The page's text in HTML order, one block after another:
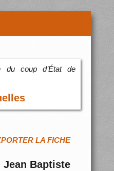
du coup d’État de
LA FICHE
Jean Baptiste